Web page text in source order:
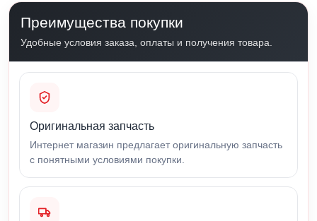
Преимущества покупки
Удобные условия заказа, оплаты и получения товара.
Оригинальная запчасть
Интернет магазин предлагает оригинальную запчасть
с понятными условиями покупки.